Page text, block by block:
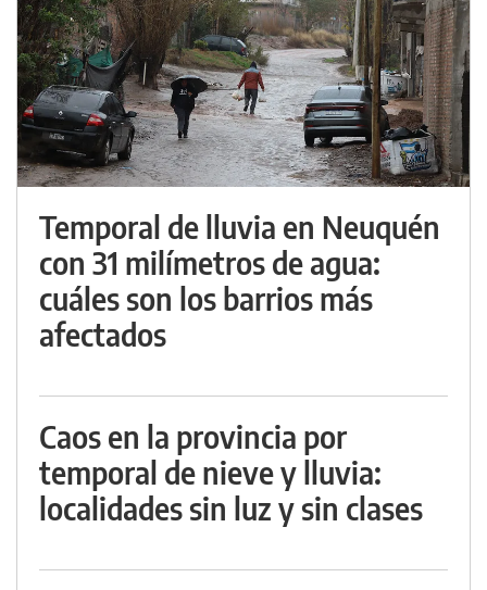
Temporal de lluvia en Neuquén
con 31 milímetros de agua:
cuáles son los barrios más
afectados
Caos en la provincia por
temporal de nieve y lluvia:
localidades sin luz y sin clases